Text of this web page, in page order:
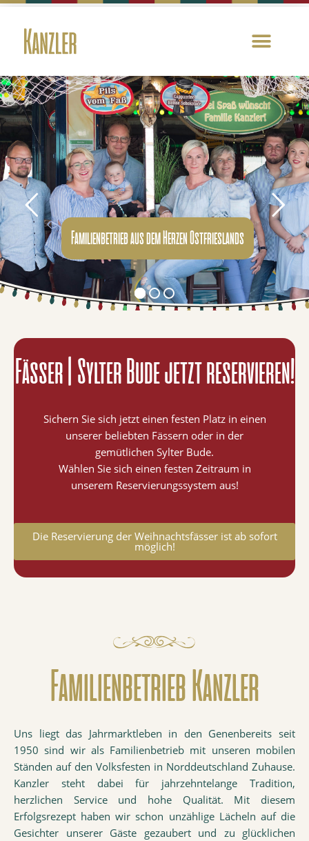
Familienbetrieb aus dem Herzen Ostfrieslands
Fässer | Sylter Bude jetzt reservieren!
Sichern Sie sich jetzt einen festen Platz in einen
unserer beliebten Fässern oder in der
gemütlichen Sylter Bude.
Wählen Sie sich einen festen Zeitraum in
unserem Reservierungssystem aus!
Die Reservierung der Weihnachtsfässer ist ab sofort
möglich!
Familienbetrieb Kanzler
Uns liegt das Jahrmarktleben in den Genenbereits seit
1950 sind wir als Familienbetrieb mit unseren mobilen
Ständen auf den Volksfesten in Norddeutschland Zuhause.
Kanzler steht dabei für jahrzehntelange Tradition,
herzlichen Service und hohe Qualität. Mit diesem
Erfolgsrezept haben wir schon unzählige Lächeln auf die
Gesichter unserer Gäste gezaubert und zu glücklichen